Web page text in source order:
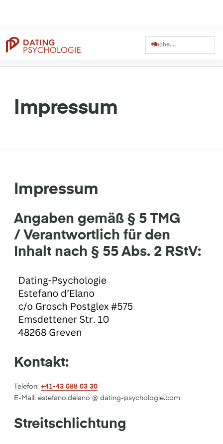
Dating Coach Seit
Über41 Millionen
Impressum
Impressum
Angaben gemäß § 5 TMG
/ Verantwortlich für den
Inhalt nach § 55 Abs. 2 RStV:
Kontakt:
Telefon: +41-43 588 03 30
E-Mail: estefano.delano @ dating-psychologie.com
Streitschlichtung